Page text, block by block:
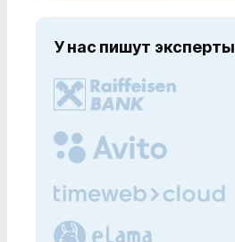
У нас пишут эксперты